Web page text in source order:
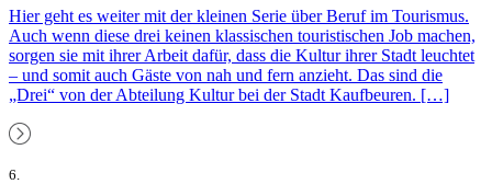
Hier geht es weiter mit der kleinen Serie über Beruf im Tourismus.
Auch wenn diese drei keinen klassischen touristischen Job machen,
sorgen sie mit ihrer Arbeit dafür, dass die Kultur ihrer Stadt leuchtet
– und somit auch Gäste von nah und fern anzieht. Das sind die
„Drei“ von der Abteilung Kultur bei der Stadt Kaufbeuren. […]
6.